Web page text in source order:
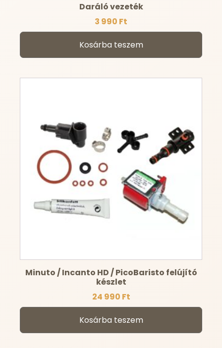
Daráló vezeték
3 990 Ft
Kosárba teszem
Minuto / Incanto HD / PicoBaristo felújító
készlet
24 990 Ft
Kosárba teszem